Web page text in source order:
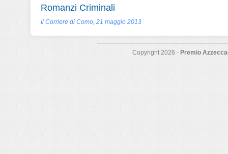
Romanzi Criminali
Il Corriere di Como, 21 maggio 2013
Copyright 2026 - Premio